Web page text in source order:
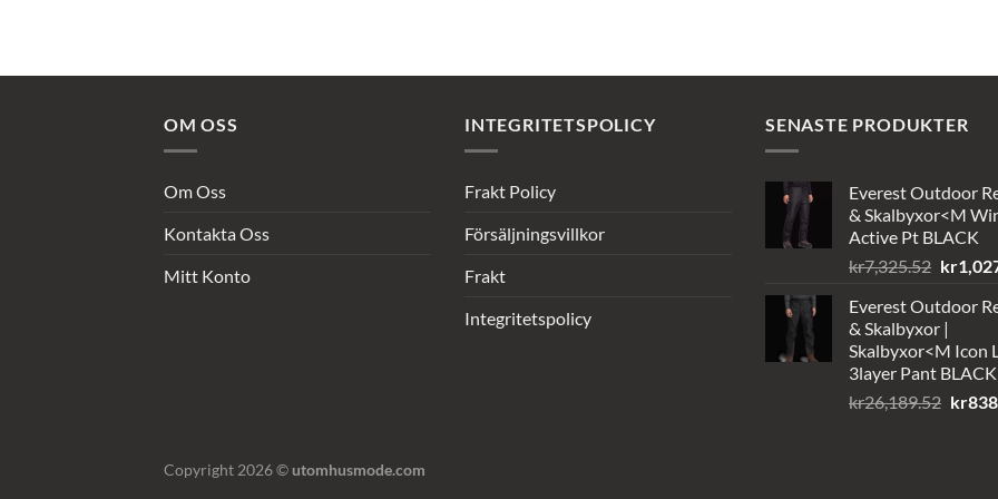
ursprungliga
OM OSS
Om Oss
Kontakta Oss
Mitt Konto
INTEGRITETSPOLICY
Frakt Policy
Försäljningsvillkor
Frakt
Integritetspolicy
SENASTE PRODUKTER
Everest Outdoor
& Skalbyxor<M
Active Pt BLACK
kr7,325.52 Det
priset
var:
kr
Everest Outdoor
& Skalbyxor |
Skalbyxor<M Icon
3layer Pant BLACK
kr26,189.52 Det
kr
Copyright 2026 © utomhusmode.com